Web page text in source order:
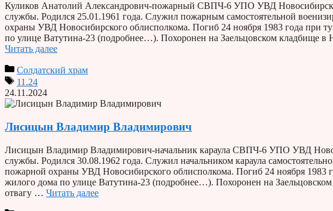
Куликов Анатолий Александрович-пожарный СВПЧ-6 УПО УВД
службы. Родился 25.01.1961 года. Служил пожарным самостоятельной
охраны УВД Новосибирского облисполкома. Погиб 24 ноября 1983 года при
по улице Ватутина-23 (подробнее…). Похоронен на Заельцовском кладбище
Читать далее
Солдатский храм
11.24
24.11.2024
Лисицын Владимир Владимирович
Лисицын Владимир Владимирович-начальник караула СВПЧ-6 УПО УВД
службы. Родился 30.08.1962 года. Служил начальником караула
пожарной охраны УВД Новосибирского облисполкома. Погиб 24 ноября
жилого дома по улице Ватутина-23 (подробнее…). Похоронен на
отвагу … Читать далее